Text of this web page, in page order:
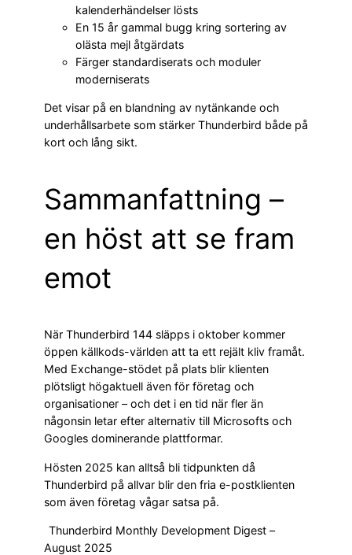
kalenderhändelser lösts
En 15 år gammal bugg kring sortering av
olästa mejl åtgärdats
Färger standardiserats och moduler
moderniserats
Det visar på en blandning av nytänkande och
underhållsarbete som stärker Thunderbird både på
kort och lång sikt.
Sammanfattning –
en höst att se fram
emot
När Thunderbird 144 släpps i oktober kommer
öppen källkods-världen att ta ett rejält kliv framåt.
Med Exchange-stödet på plats blir klienten
plötsligt högaktuell även för företag och
organisationer – och det i en tid när fler än
någonsin letar efter alternativ till Microsofts och
Googles dominerande plattformar.
Hösten 2025 kan alltså bli tidpunkten då
Thunderbird på allvar blir den fria e-postklienten
som även företag vågar satsa på.
Thunderbird Monthly Development Digest –
August 2025